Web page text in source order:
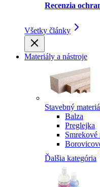
Recenzia
Všetky články
Materiály a nástroje
Stavebný
Balza
Preglejka
Ďalšia kategória